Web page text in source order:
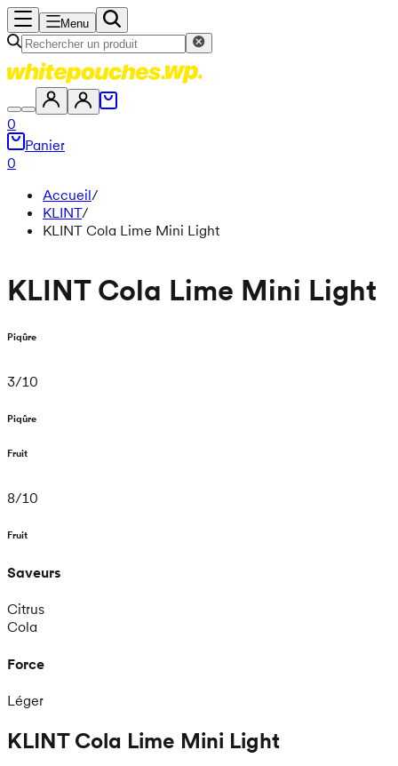
Menu
0
Panier
0
Accueil/
KLINT/
KLINT Cola Lime Mini Light
KLINT Cola Lime Mini Light
Piqûre
3/10
Piqûre
Fruit
8/10
Fruit
Saveurs
Citrus
Cola
Force
Léger
KLINT Cola Lime Mini Light